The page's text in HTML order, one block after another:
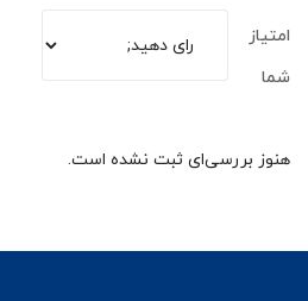
امتیاز
شما
هنوز بررسی‌ای ثبت نشده است.